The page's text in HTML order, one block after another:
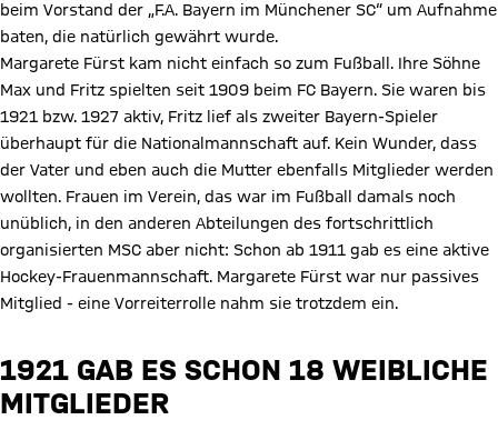
beim Vorstand der „F.A. Bayern im Münchener SC“ um Aufnahme
baten, die natürlich gewährt wurde.
Margarete Fürst kam nicht einfach so zum Fußball. Ihre Söhne
Max und Fritz spielten seit 1909 beim FC Bayern. Sie waren bis
1921 bzw. 1927 aktiv, Fritz lief als zweiter Bayern-Spieler
überhaupt für die Nationalmannschaft auf. Kein Wunder, dass
der Vater und eben auch die Mutter ebenfalls Mitglieder werden
wollten. Frauen im Verein, das war im Fußball damals noch
unüblich, in den anderen Abteilungen des fortschrittlich
organisierten MSC aber nicht: Schon ab 1911 gab es eine aktive
Hockey-Frauenmannschaft. Margarete Fürst war nur passives
Mitglied - eine Vorreiterrolle nahm sie trotzdem ein.
1921 GAB ES SCHON 18 WEIBLICHE
MITGLIEDER